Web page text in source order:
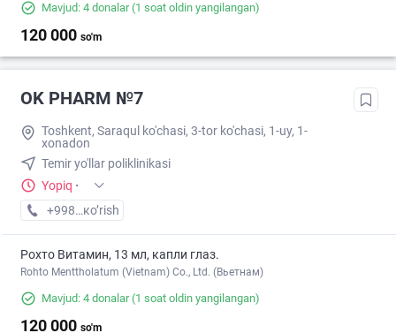
Mavjud: 4 donalar(1 soat oldin yangilangan)
120 000 so'm
OK PHARM №7
Toshkent, Saraqul ko'chasi, 3-tor ko'chasi, 1-uy, 1-
xonadon
Temir yo'llar poliklinikasi
Yopiq ·
+998 (90) XXX-XX-XX
кo’rish
Рохто Витамин, 13 мл, капли глаз.
Rohto Menttholatum (Vietnam) Co., Ltd. (Вьетнам)
Mavjud: 4 donalar(1 soat oldin yangilangan)
120 000 so'm